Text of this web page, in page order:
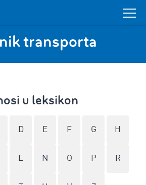
transporta
u leksikon
D E F G H
L N O P R